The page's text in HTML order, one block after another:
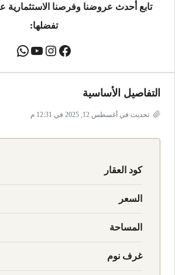
تابع أحدث عروضنا وفرصنا الاستثمارية
تفضلها:
التفاصيل الأساسية
تحديث في أغسطس 12, 2025 في 12:31 م
كود العقار
السعر
المساحة
غرف نوم